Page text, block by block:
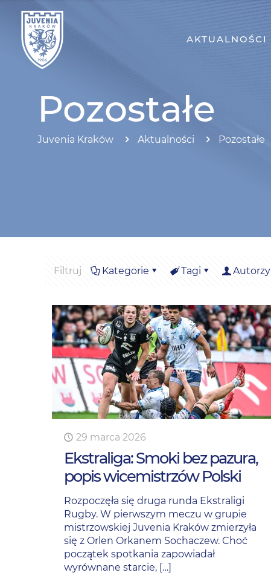
AKTUALNOŚCI
Pozostałe
Juvenia Kraków Aktualności Pozostałe
Filtruj Kategorie Tagi Autorzy
29 marca 2026
Ekstraliga: Smoki bez pazura,
popis wicemistrzów Polski
Rozpoczęła się druga runda Ekstraligi
Rugby. W pierwszym meczu w grupie
mistrzowskiej Juvenia Kraków zmierzyła
się z Orlen Orkanem Sochaczew. Choć
początek spotkania zapowiadał
wyrównane starcie,[…]